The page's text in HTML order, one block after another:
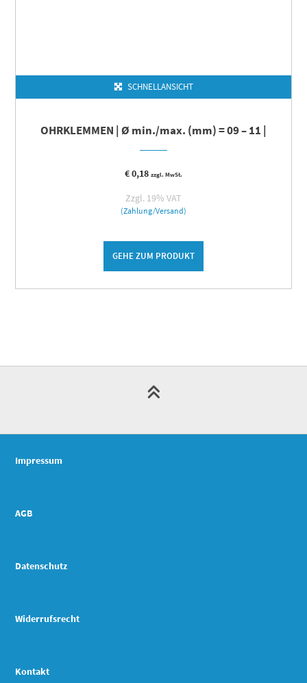
SCHNELLANSICHT
OHRKLEMMEN | Ø min./max. (mm) = 09 – 11 |
€0,18 zzgl. MwSt.
Zzgl. 19% VAT
(Zahlung/Versand)
GEHE ZUM PRODUKT
Impressum
AGB
Datenschutz
Widerrufsrecht
Kontakt